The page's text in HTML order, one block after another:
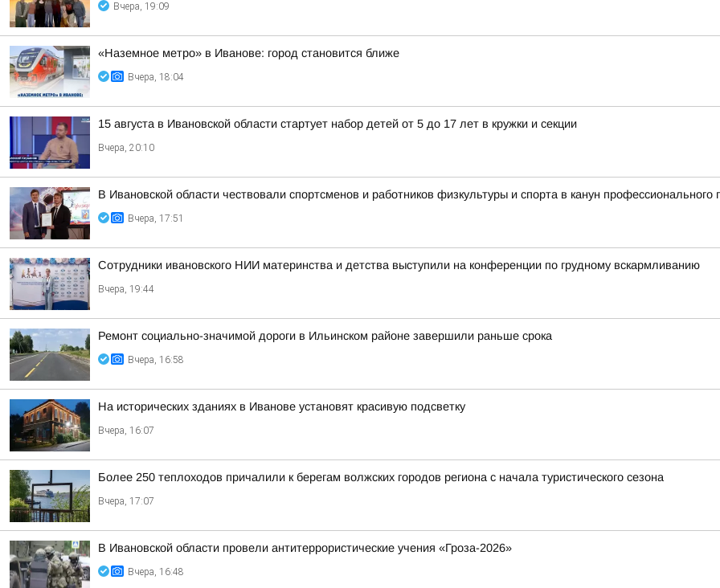
Вчера, 19:09
«Наземное метро» в Иванове: город становится ближе
Вчера, 18:04
15 августа в Ивановской области стартует набор детей от 5 до 17 лет в кружки и секции
Вчера, 20:10
В Ивановской области чествовали спортсменов и работников физкультуры и спорта в канун профессионального
Вчера, 17:51
Сотрудники ивановского НИИ материнства и детства выступили на конференции по грудному вскармливанию
Вчера, 19:44
Ремонт социально-значимой дороги в Ильинском районе завершили раньше срока
Вчера, 16:58
На исторических зданиях в Иванове установят красивую подсветку
Вчера, 16:07
Более 250 теплоходов причалили к берегам волжских городов региона с начала туристического сезона
Вчера, 17:07
В Ивановской области провели антитеррористические учения «Гроза-2026»
Вчера, 16:48